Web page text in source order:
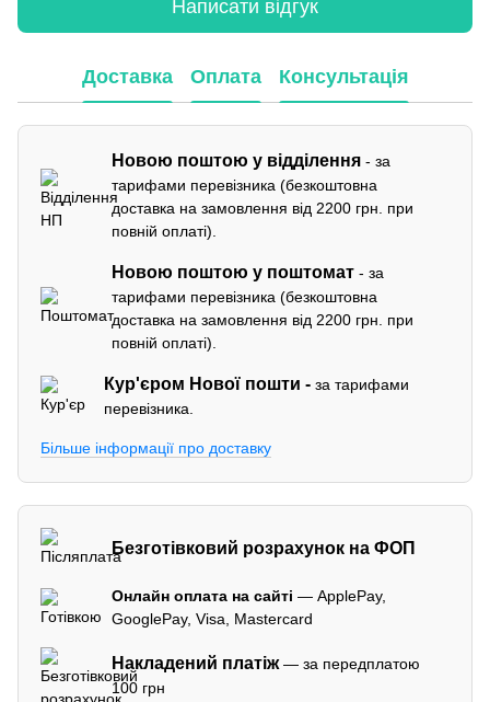
Написати відгук
Доставка Оплата Консультація
Новою поштою у відділення - за
тарифами перевізника (безкоштовна
доставка на замовлення від 2200 грн. при
повній оплаті).
Новою поштою у поштомат - за
тарифами перевізника (безкоштовна
доставка на замовлення від 2200 грн. при
повній оплаті).
Кур'єром Нової пошти -за тарифами
перевізника.
Більше інформації про доставку
Безготівковий розрахунок на ФОП
Онлайн оплата на сайті — ApplePay,
GooglePay, Visa, Mastercard
Накладений платіж— за передплатою
100 грн